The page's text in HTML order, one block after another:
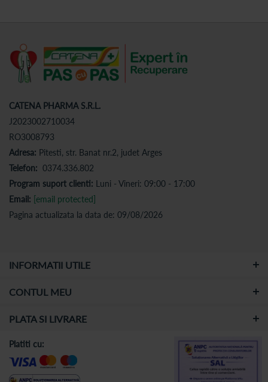
CATENA PHARMA S.R.L.
J2023002710034
RO3008793
Adresa: Pitesti, str. Banat nr.2, judet Arges
Telefon: 0374.336.802
Program suport clienti: Luni - Vineri: 09:00 - 17:00
Email: [email protected]
Pagina actualizata la data de: 09/08/2026
INFORMATII UTILE
CONTUL MEU
PLATA SI LIVRARE
Platiti cu: